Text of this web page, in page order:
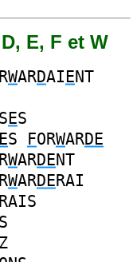
E, F et W
WARDAIENT
ES
ES FORWARDE
WARDENT
WARDERAI
RAIS